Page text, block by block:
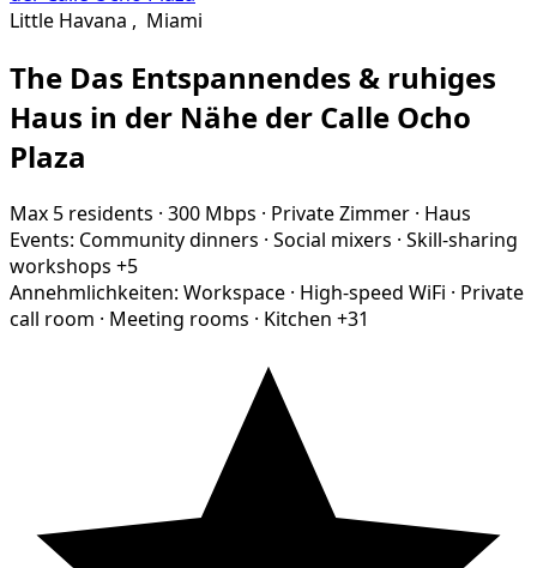
Little Havana , Miami
The Das Entspannendes & ruhiges
Haus in der Nähe der Calle Ocho
Plaza
Max 5 residents · 300 Mbps · Private Zimmer · Haus
Events: Community dinners · Social mixers · Skill-sharing
workshops +5
Annehmlichkeiten: Workspace · High-speed WiFi · Private
call room · Meeting rooms · Kitchen +31